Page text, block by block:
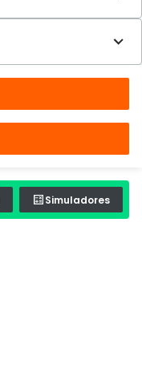
Simuladores